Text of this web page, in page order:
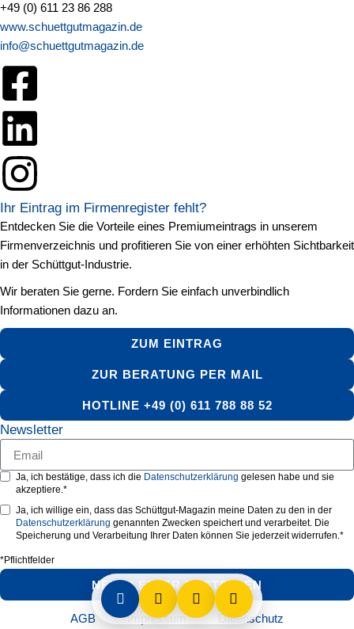
+49 (0) 611 23 86 288
www.schuettgutmagazin.de
info@schuettgutmagazin.de
Ihr Eintrag im Firmenregister fehlt?
Entdecken Sie die Vorteile eines Premiumeintrags in unserem
Firmenverzeichnis und profitieren Sie von einer erhöhten Sichtbarkeit
in der Schüttgut-Industrie.
Wir beraten Sie gerne. Fordern Sie einfach unverbindlich
Informationen dazu an.
ZUM EINTRAG
ZUR BERATUNG PER MAIL
HOTLINE +49 (0) 611 788 88 52
Newsletter
Ja, ich bestätige, dass ich die Datenschutzerklärung gelesen habe und sie
akzeptiere.*
Ja, ich willige ein, dass das Schüttgut-Magazin meine Daten zu den in der
Datenschutzerklärung genannten Zwecken speichert und verarbeitet. Die
Speicherung und Verarbeitung Ihrer Daten können Sie jederzeit widerrufen.*
*Pflichtfelder
NEWSLETTER BESTELLEN
AGB Impressum Datenschutz